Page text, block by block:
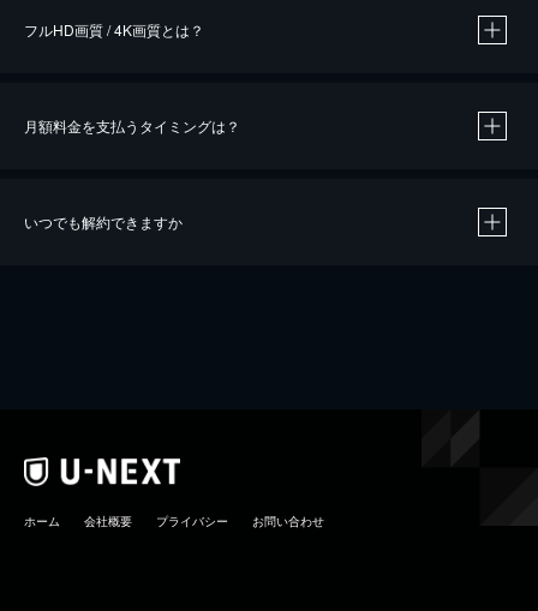
※40％ポイント還元の対象は、クレジットカード決済による作品の購入 / レンタルです。
iOSアプリのUコイン決済による作品の購入 / レンタルは、20％のポイント還元です。
フルHD画質 / 4K画質とは？
月額料金を支払うタイミングは？
いつでも解約できますか
ホーム 会社概要 プライバシー お問い合わせ